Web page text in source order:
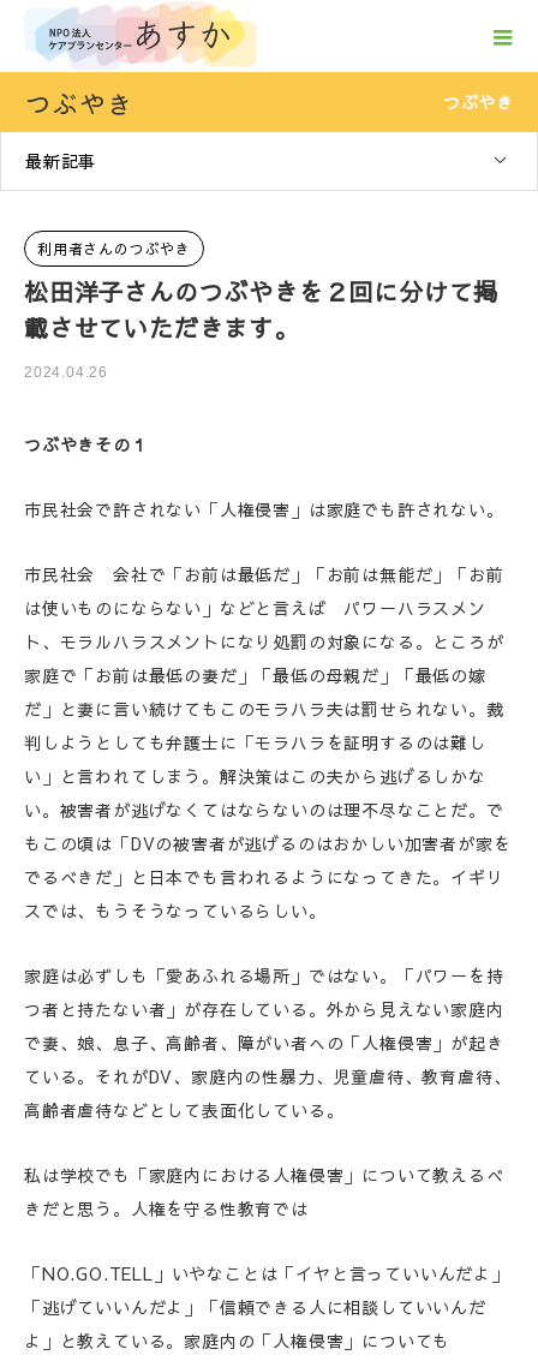
つぶやき つぶやき
最新記事
利用者さんのつぶやき
松田洋子さんのつぶやきを２回に分けて掲
載させていただきます。
2024.04.26
つぶやきその１
市民社会で許されない「人権侵害」は家庭でも許されない。
市民社会 会社で「お前は最低だ」「お前は無能だ」「お前
は使いものにならない」などと言えば パワーハラスメン
ト、モラルハラスメントになり処罰の対象になる。ところが
家庭で「お前は最低の妻だ」「最低の母親だ」「最低の嫁
だ」と妻に言い続けてもこのモラハラ夫は罰せられない。裁
判しようとしても弁護士に「モラハラを証明するのは難し
い」と言われてしまう。解決策はこの夫から逃げるしかな
い。被害者が逃げなくてはならないのは理不尽なことだ。で
もこの頃は「DVの被害者が逃げるのはおかしい加害者が家を
でるべきだ」と日本でも言われるようになってきた。イギリ
スでは、もうそうなっているらしい。
家庭は必ずしも「愛あふれる場所」ではない。「パワーを持
つ者と持たない者」が存在している。外から見えない家庭内
で妻、娘、息子、高齢者、障がい者への「人権侵害」が起き
ている。それがDV、家庭内の性暴力、児童虐待、教育虐待、
高齢者虐待などとして表面化している。
私は学校でも「家庭内における人権侵害」について教えるべ
きだと思う。人権を守る性教育では
「NO.GO.TELL」いやなことは「イヤと言っていいんだよ」
「逃げていいんだよ」「信頼できる人に相談していいんだ
よ」と教えている。家庭内の「人権侵害」についても